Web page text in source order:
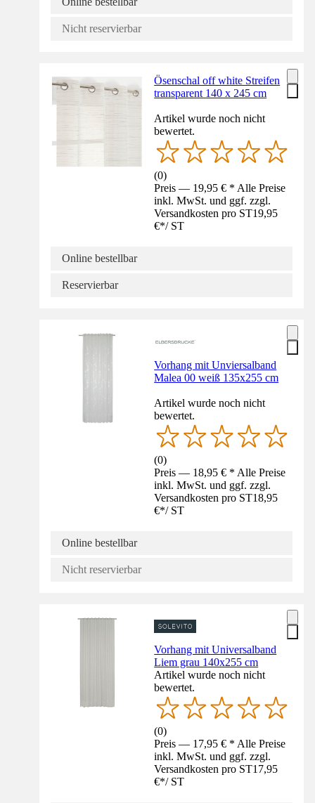
Nicht reservierbar
Ösenschal off white Streifen
transparent 140 x 245 cm
Artikel wurde noch nicht
bewertet.
(0)
Preis — 19,95 € * Alle Preise
inkl. MwSt. und ggf. zzgl.
Versandkosten pro ST19,95
€*/ ST
Online bestellbar
Reservierbar
Vorhang mit Unviersalband
Malea 00 weiß 135x255 cm
Artikel wurde noch nicht
bewertet.
(0)
Preis — 18,95 € * Alle Preise
inkl. MwSt. und ggf. zzgl.
Versandkosten pro ST18,95
€*/ ST
Online bestellbar
Nicht reservierbar
Vorhang mit Universalband
Liem grau 140x255 cm
Artikel wurde noch nicht
bewertet.
(0)
Preis — 17,95 € * Alle Preise
inkl. MwSt. und ggf. zzgl.
Versandkosten pro ST17,95
€*/ ST